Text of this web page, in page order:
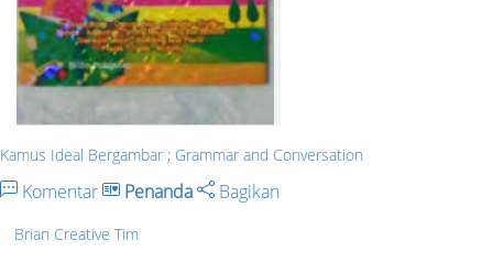
Kamus Ideal Bergambar ; Grammar and Conversation
Komentar Penanda Bagikan
Brian Creative Tim